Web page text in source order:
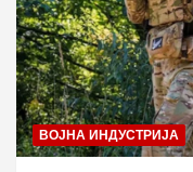
ВОЈНА ИНДУСТРИЈА